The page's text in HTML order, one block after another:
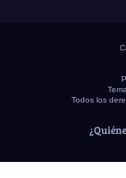
Todos los